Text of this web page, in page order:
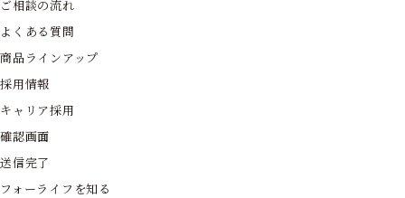
ご相談の流れ
よくある質問
商品ラインアップ
採用情報
キャリア採用
確認画面
送信完了
フォーライフを知る